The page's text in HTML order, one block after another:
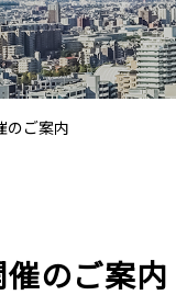
のご案内
のご案内